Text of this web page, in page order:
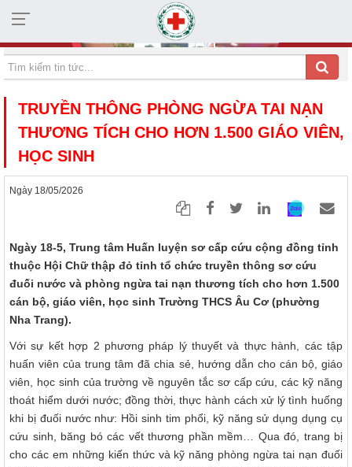
HỘI CHỮ THẬP ĐỎ TỈNH KHÁNH HÒA
TRUYỀN THÔNG PHÒNG NGỪA TAI NẠN
THƯƠNG TÍCH CHO HƠN 1.500 GIÁO VIÊN,
HỌC SINH
Ngày 18/05/2026
Ngày 18-5, Trung tâm Huấn luyện sơ cấp cứu cộng đồng tỉnh
thuộc Hội Chữ thập đỏ tỉnh tổ chức truyền thông sơ cứu
đuối nước và phòng ngừa tai nạn thương tích cho hơn 1.500
cán bộ, giáo viên, học sinh Trường THCS Âu Cơ (phường
Nha Trang).
Với sự kết hợp 2 phương pháp lý thuyết và thực hành, các tập
huấn viên của trung tâm đã chia sẻ, hướng dẫn cho cán bộ, giáo
viên, học sinh của trường về nguyên tắc sơ cấp cứu, các kỹ năng
thoát hiểm dưới nước; đồng thời, thực hành cách xử lý tình huống
khi bị đuối nước như: Hồi sinh tim phổi, kỹ năng sử dụng dụng cụ
cứu sinh, băng bó các vết thương phần mềm… Qua đó, trang bị
cho các em những kiến thức và kỹ năng phòng ngừa tai nạn đuối